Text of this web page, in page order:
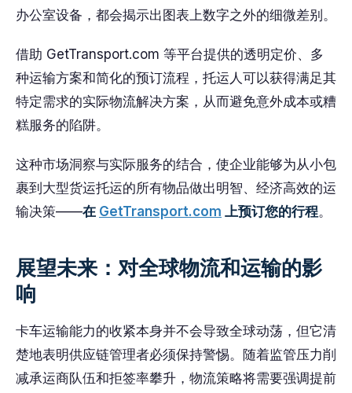
办公室设备，都会揭示出图表上数字之外的细微差别。
借助 GetTransport.com 等平台提供的透明定价、多
种运输方案和简化的预订流程，托运人可以获得满足其
特定需求的实际物流解决方案，从而避免意外成本或糟
糕服务的陷阱。
这种市场洞察与实际服务的结合，使企业能够为从小包
裹到大型货运托运的所有物品做出明智、经济高效的运
输决策——在 GetTransport.com 上预订您的行程。
展望未来：对全球物流和运输的影
响
卡车运输能力的收紧本身并不会导致全球动荡，但它清
楚地表明供应链管理者必须保持警惕。随着监管压力削
减承运商队伍和拒签率攀升，物流策略将需要强调提前